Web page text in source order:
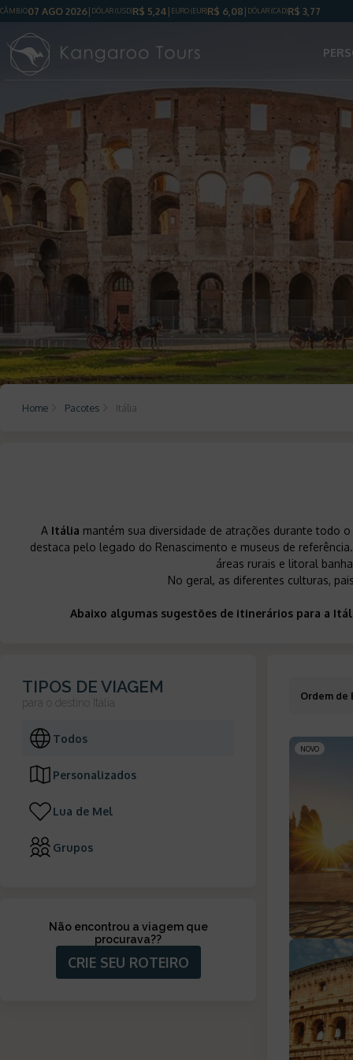
CÂMBIO07 AGO 2026 DÓLAR(USD)R$ 5,24 EURO (EUR)R$ 6,08 DÓLAR(CAD)R$ 3,77
Home Pacotes Itália
A Itália mantém sua diversidade de atrações durante todo
destaca pelo legado do Renascimento e museus de
áreas rurais e litoral
No geral, as diferentes culturas,
Abaixo algumas sugestões de itinerários para a
TIPOS DE VIAGEM
para o destino Itália
Todos
Personalizados
Lua de Mel
Grupos
Não encontrou a viagem que
procurava??
CRIE SEU ROTEIRO
Ordem de
NOVO